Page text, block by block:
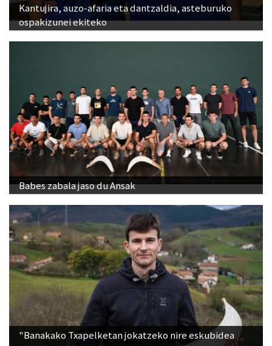
Kantujira, auzo-afaria eta dantzaldia, asteburuko
ospakizunei ekiteko
Babes zabala jaso du Ansak
"Banakako Txapelketan jokatzeko nire eskubidea